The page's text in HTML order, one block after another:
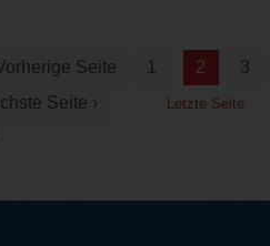
Seite 1 2
3
Seite ›
Letzte Seite